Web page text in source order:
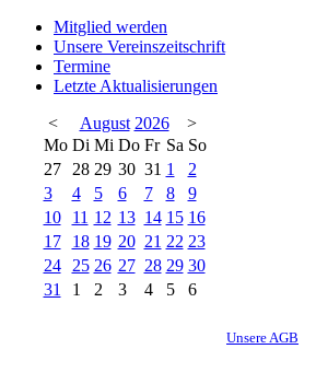
Mitglied werden
Unsere Vereinszeitschrift
Termine
Letzte Aktualisierungen
<
August 2026
>
Mo Di Mi Do Fr Sa So
27
28 29 30 31 1
2
3
4 5 6 7 8
9
10
11 12 13 14 15 16
17
18 19 20 21 22 23
24
25 26 27 28 29 30
31
1 2 3 4 5 6
Unsere AGB